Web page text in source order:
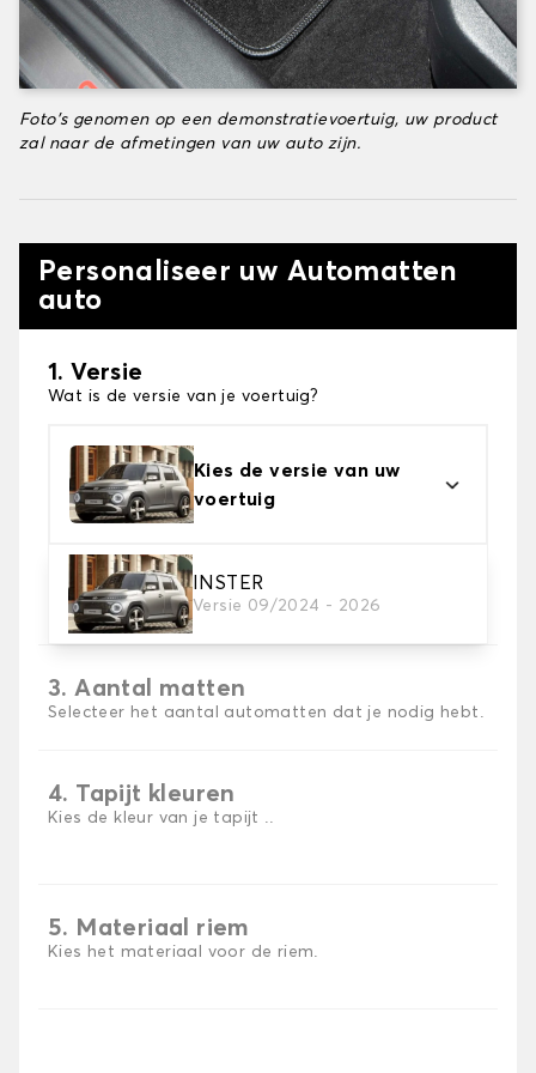
Foto's genomen op een demonstratievoertuig, uw product
zal naar de afmetingen van uw auto zijn.
Personaliseer uw Automatten
auto
1. Versie
Wat is de versie van je voertuig?
Kies de versie van uw
voertuig
INSTER
Versie 09/2024 - 2026
2. Materiaal
Kies het materiaal van uw automatten
3. Aantal matten
Selecteer het aantal automatten dat je nodig hebt.
4. Tapijt kleuren
Kies de kleur van je tapijt ..
5. Materiaal riem
Kies het materiaal voor de riem.